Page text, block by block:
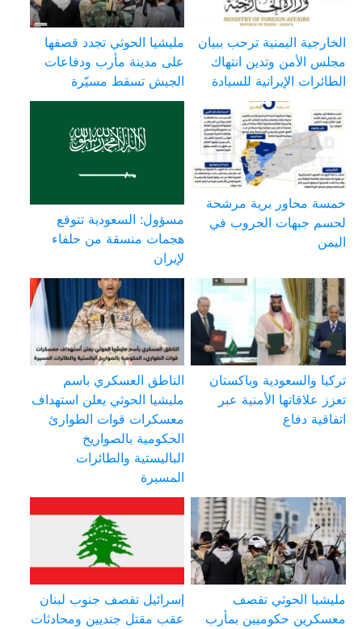
الخارجية اليمنية ترحب ببيان
مجلس الأمن وتدين انتهاك
الطائرات الإيرانية للسيادة
مليشيا الحوثي تجدد قصفها
على مدينة مأرب ودفاعات
الجيش تسقط مسيّرة
خمسة محاور برية مرشحة
لحسم جبهات الحروب في
اليمن
مسؤول: السعودية تتوقع
هجمات منسقة من حلفاء
لإيران
تركيا والسعودية وباكستان
تعزز علاقاتها الأمنية عبر
اتفاقية دفاع
الناطق العسكري باسم
مليشيا الحوثي يعلن استهداف
معسكرات قوات الطوارئ
الحكومية بالصواريخ
الباليستية والطائرات
المسيرة
مليشيا الحوثي تقصف
معسكرين حكوميين بمأرب
إسرائيل تقصف جنوب لبنان
عقب مقتل جنديين ومحادثات